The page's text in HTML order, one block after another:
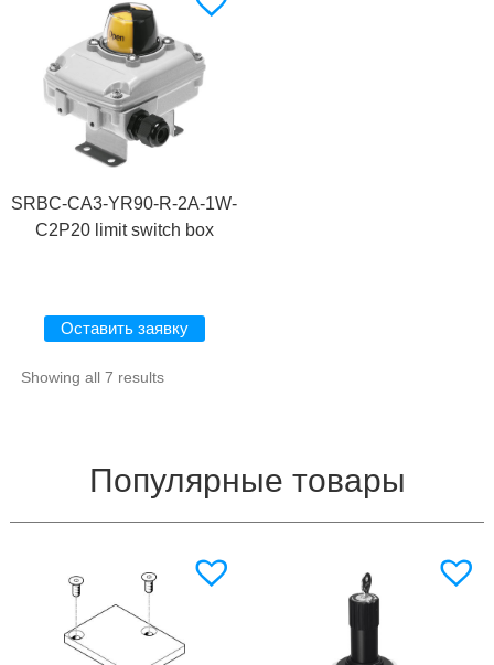
SRBC-CA3-YR90-R-2A-1W-
C2P20 limit switch box
Оставить заявку
Showing all 7 results
Популярные товары